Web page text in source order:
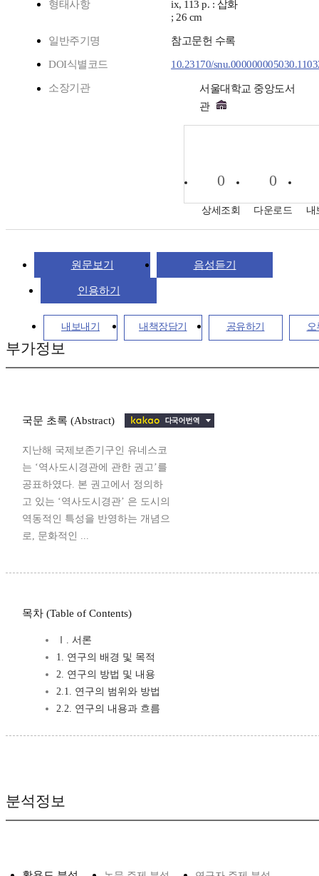
형태사항
ix, 113 p. : 삽화
; 26 cm
일반주기명 참고문헌 수록
DOI식별코드 10.23170/
소장기관
서울대학교 중앙도서
관
0
상세조회
0
다운로드 내
원문보기 음성듣기
인용하기
내보내기 내책장담기 공유하기 오
부가정보
국문 초록 (Abstract)
지난해 국제보존기구인 유네스코
는 ‘역사도시경관에 관한 권고’를
공표하였다. 본 권고에서 정의하
고 있는 ‘역사도시경관’ 은 도시의
역동적인 특성을 반영하는 개념으
로, 문화적인 ...
목차 (Table of Contents)
Ⅰ. 서론
1. 연구의 배경 및 목적
2. 연구의 방법 및 내용
2.1. 연구의 범위와 방법
2.2. 연구의 내용과 흐름
분석정보